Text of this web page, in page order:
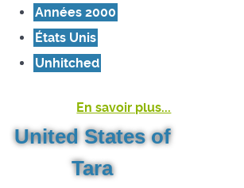
Années 2000
États Unis
Unhitched
En savoir plus...
United States of
Tara